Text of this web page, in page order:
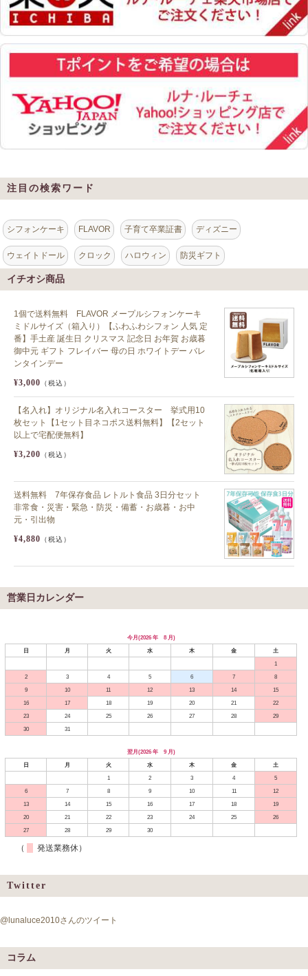
注目の検索ワード
シフォンケーキ FLAVOR 子育て卒業証書 ディズニー
ウェイトドール クロック ハロウィン 防災ギフト
イチオシ商品
1個で送料無料 FLAVOR メープルシフォンケーキ
ミドルサイズ（箱入り）【ふわふわシフォン 人気 定
番】手土産 誕生日 クリスマス 記念日 お年賀 お歳暮
御中元 ギフト フレイバー 母の日 ホワイトデー バレ
ンタインデー
¥3,000 （税込）
【名入れ】オリジナル名入れコースター 挙式用10
枚セット【1セット目ネコポス送料無料】【2セット
以上で宅配便無料】
¥3,200 （税込）
送料無料 7年保存食品 レトルト食品 3日分セット
非常食・災害・緊急・防災・備蓄・お歳暮・お中
元・引出物
¥4,880 （税込）
営業日カレンダー
今月(2026 年 8 月)
日
月 火 水 木 金
土
1
2
3 4 5 6 7
8
9
10 11 12 13 14
15
16
17 18 19 20 21
22
23
24 25 26 27 28
29
30
31
翌月(2026 年 9 月)
日
月 火 水 木 金
土
1
2 3 4
5
6
7 8 9 10 11
12
13
14 15 16 17 18
19
20
21 22 23 24 25
26
27
28 29 30
（ 発送業務休）
Twitter
@lunaluce2010さんのツイート
コラム